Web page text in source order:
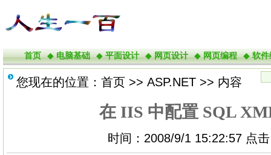
首页 ◆电脑基础 ◆平面设计 ◆网页设计 ◆网页编程 ◆软件
您现在的位置： 首页 >> ASP.NET >> 内容
在 IIS 中配置 SQL
时间：2008/9/1 15:22:57 点